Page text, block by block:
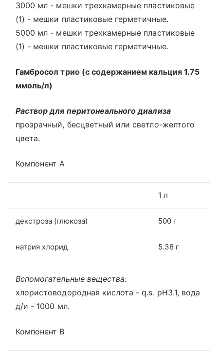
3000 мл - мешки трехкамерные пластиковые
(1) - мешки пластиковые герметичные.
5000 мл - мешки трехкамерные пластиковые
(1) - мешки пластиковые герметичные.
Гамбросол трио (с содержанием кальция 1.75
ммоль/л)
Раствор для перитонеального диализа
прозрачный, бесцветный или светло-желтого
цвета.
Компонент А
1 л
декстроза (глюкоза) 500 г
натрия хлорид 5.38 г
Вспомогательные вещества:
хлористоводородная кислота - q.s. рН3.1, вода
д/и - 1000 мл.
Компонент В